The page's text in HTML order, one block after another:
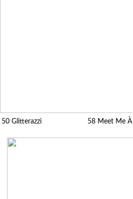
50 Glitterazzi 58 Meet